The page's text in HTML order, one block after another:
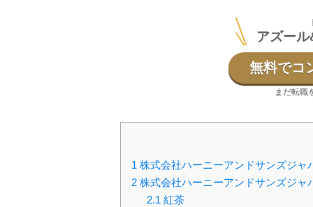
アズー
無料でコ
まだ転職
1 株式会社ハーニーアンドサンズジャ
2 株式会社ハーニーアンドサンズジャ
2.1 紅茶